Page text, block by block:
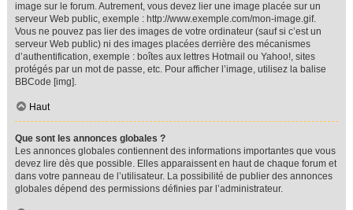
image sur le forum. Autrement, vous devez lier une image placée sur un
serveur Web public, exemple : http://www.exemple.com/mon-image.gif.
Vous ne pouvez pas lier des images de votre ordinateur (sauf si c’est un
serveur Web public) ni des images placées derrière des mécanismes
d’authentification, exemple : boîtes aux lettres Hotmail ou Yahoo!, sites
protégés par un mot de passe, etc. Pour afficher l’image, utilisez la balise
BBCode [img].
Haut
Que sont les annonces globales ?
Les annonces globales contiennent des informations importantes que vous
devez lire dès que possible. Elles apparaissent en haut de chaque forum et
dans votre panneau de l’utilisateur. La possibilité de publier des annonces
globales dépend des permissions définies par l’administrateur.